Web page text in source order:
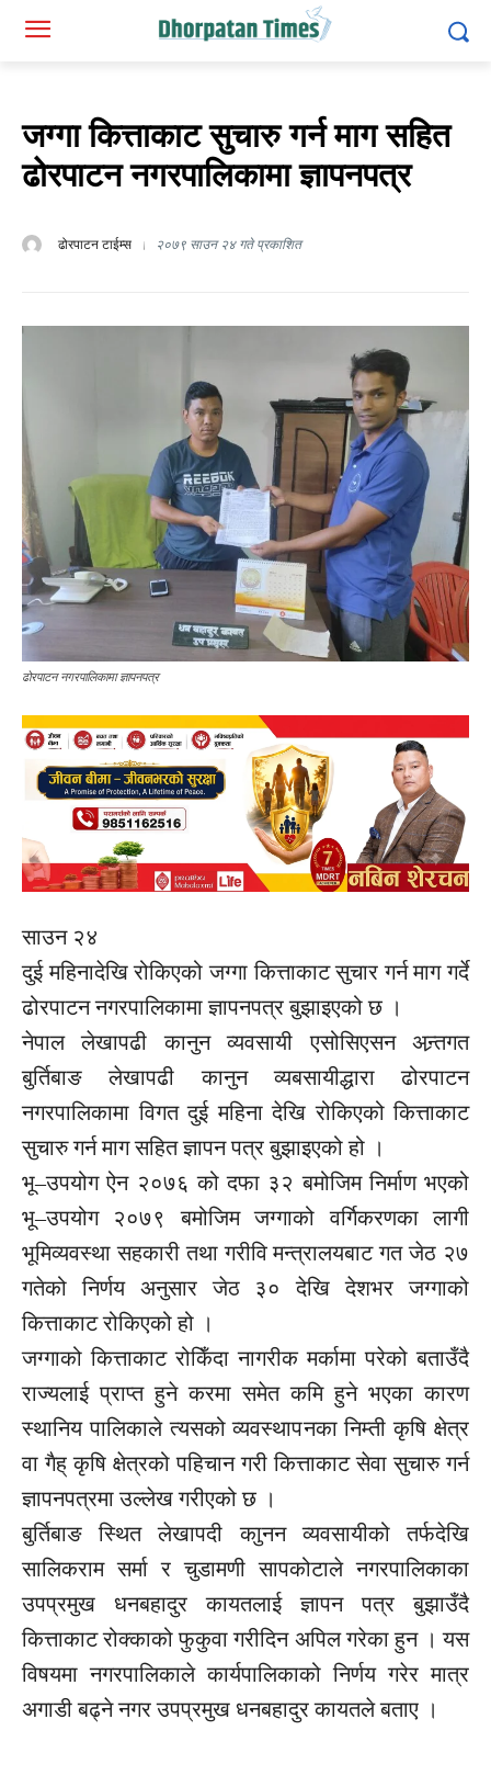
जग्गा कित्ताकाट सुचारु गर्न माग सहित
ढोरपाटन नगरपालिकामा ज्ञापनपत्र
ढोरपाटन टाईम्स २०७९ साउन २४ गते प्रकाशित
ढोरपाटन नगरपालिकामा ज्ञापनपत्र
साउन २४
दुई महिनादेखि रोकिएको जग्गा कित्ताकाट सुचार गर्न माग गर्दे
ढोरपाटन नगरपालिकामा ज्ञापनपत्र बुझाइएको छ ।
नेपाल लेखापढी कानुन व्यवसायी एसोसिएसन अन्र्तगत
बुर्तिबाङ लेखापढी कानुन व्यबसायीद्धारा ढोरपाटन
नगरपालिकामा विगत दुई महिना देखि रोकिएको कित्ताकाट
सुचारु गर्न माग सहित ज्ञापन पत्र बुझाइएको हो ।
भू–उपयोग ऐन २०७६ को दफा ३२ बमोजिम निर्माण भएको
भू–उपयोग २०७९ बमोजिम जग्गाको वर्गिकरणका लागी
भूमिव्यवस्था सहकारी तथा गरीवि मन्त्रालयबाट गत जेठ २७
गतेको निर्णय अनुसार जेठ ३० देखि देशभर जग्गाको
कित्ताकाट रोकिएको हो ।
जग्गाको कित्ताकाट रोकिँदा नागरीक मर्कामा परेको बताउँदै
राज्यलाई प्राप्त हुने करमा समेत कमि हुने भएका कारण
स्थानिय पालिकाले त्यसको व्यवस्थापनका निम्ती कृषि क्षेत्र
वा गैह् कृषि क्षेत्रको पहिचान गरी कित्ताकाट सेवा सुचारु गर्न
ज्ञापनपत्रमा उल्लेख गरीएको छ ।
बुर्तिबाङ स्थित लेखापदी काुनन व्यवसायीको तर्फदेखि
सालिकराम सर्मा र चुडामणी सापकोटाले नगरपालिकाका
उपप्रमुख धनबहादुर कायतलाई ज्ञापन पत्र बुझाउँदै
कित्ताकाट रोक्काको फुकुवा गरीदिन अपिल गरेका हुन । यस
विषयमा नगरपालिकाले कार्यपालिकाको निर्णय गरेर मात्र
अगाडी बढ्ने नगर उपप्रमुख धनबहादुर कायतले बताए ।